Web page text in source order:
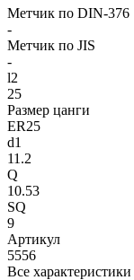
Метчик по DIN-376
-
Метчик по JIS
-
l2
25
Размер цанги
ER25
d1
11.2
Q
10.53
SQ
9
Артикул
5556
Все характеристики